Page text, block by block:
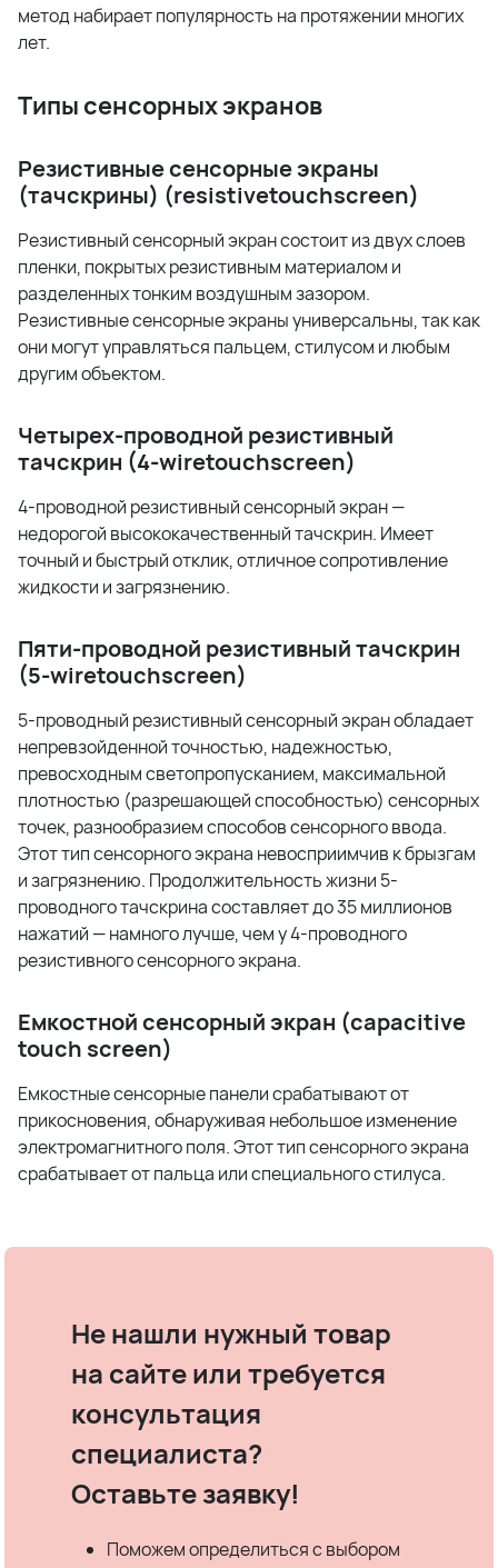
метод набирает популярность на протяжении многих
лет.
Типы сенсорных экранов
Резистивные сенсорные экраны
(тачскрины) (resistivetouchscreen)
Резистивный сенсорный экран состоит из двух слоев
пленки, покрытых резистивным материалом и
разделенных тонким воздушным зазором.
Резистивные сенсорные экраны универсальны, так как
они могут управляться пальцем, стилусом и любым
другим объектом.
Четырех-проводной резистивный
тачскрин (4-wiretouchscreen)
4-проводной резистивный сенсорный экран —
недорогой высококачественный тачскрин. Имеет
точный и быстрый отклик, отличное сопротивление
жидкости и загрязнению.
Пяти-проводной резистивный тачскрин
(5-wiretouchscreen)
5-проводный резистивный сенсорный экран обладает
непревзойденной точностью, надежностью,
превосходным светопропусканием, максимальной
плотностью (разрешающей способностью) сенсорных
точек, разнообразием способов сенсорного ввода.
Этот тип сенсорного экрана невосприимчив к брызгам
и загрязнению. Продолжительность жизни 5-
проводного тачскрина составляет до 35 миллионов
нажатий — намного лучше, чем у 4-проводного
резистивного сенсорного экрана.
Емкостной сенсорный экран (capacitive
touch screen)
Емкостные сенсорные панели срабатывают от
прикосновения, обнаруживая небольшое изменение
электромагнитного поля. Этот тип сенсорного экрана
срабатывает от пальца или специального стилуса.
Не нашли нужный товар
на сайте или требуется
консультация
специалиста?
Оставьте заявку!
Поможем определиться с выбором